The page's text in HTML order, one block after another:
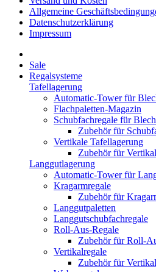
Allgemeine
Datenschutzerklärung
Impressum
Sale
Regalsysteme
Tafellagerung
Automatic-Tower für
Flachpaletten-Magazin
Schubfachregale für
Zubehör für
Vertikale Tafellagerung
Zubehör für
Langgutlagerung
Automatic-Tower für
Kragarmregale
Zubehör für
Langgutpaletten
Langgutschubfachregale
Roll-Aus-Regale
Zubehör für Roll-
Vertikalregale
Zubehör für